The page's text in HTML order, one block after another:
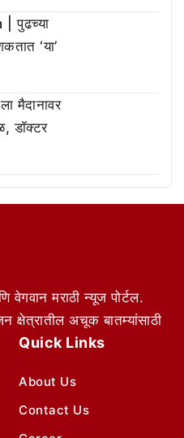
पुढच्या
‘या’
मैदानावर
डॉक्टर
वेगवान मराठी न्यूज पोर्टल.
क्षेत्रातील अचूक बातम्यांसाठी
Quick Links
About Us
Contact Us